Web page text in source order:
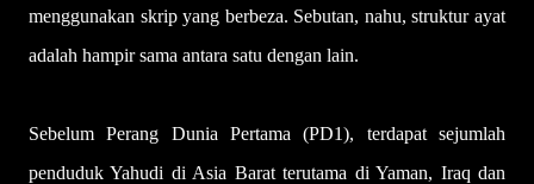
menggunakan skrip yang berbeza. Sebutan, nahu, struktur ayat
adalah hampir sama antara satu dengan lain.
Sebelum Perang Dunia Pertama (PD1), terdapat sejumlah
penduduk Yahudi di Asia Barat terutama di Yaman, Iraq dan